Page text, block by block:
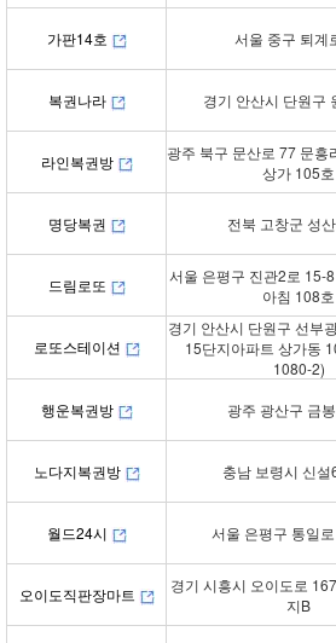
가판14호 서울 중구 퇴계
복권나라 경기 안산시 단원구
라인복권방
광주 북구 문산로 77 문흥
상가 105호
명당복권 전북 고창군 성
드림로또
서울 은평구 진관2로 15-
아침 108호
로또스테이션
경기 안산시 단원구 선부
15단지아파트 상가동
1080-2)
행운복권방 광주 광산구 금
노다지복권방 충남 보령시 신설
월드24시 서울 은평구 통일
오이도직판장마트
경기 시흥시 오이도로
지B